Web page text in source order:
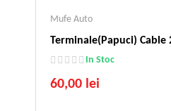
Mufe Auto
Terminale(Papuci) Cable
In Stoc
60,00 lei